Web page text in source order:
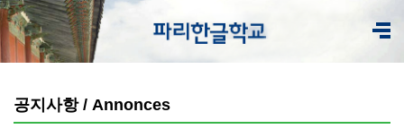
공지사항 / Annonces